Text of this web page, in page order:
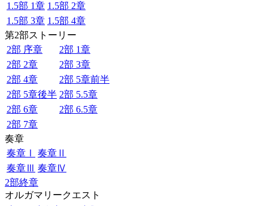
1.5部 1章 1.5部 2章
1.5部 3章 1.5部 4章
第2部ストーリー
2部 序章
2部 1章
2部 2章
2部 3章
2部 4章
2部 5章前半
2部 5章後半 2部 5.5章
2部 6章
2部 6.5章
2部 7章
奏章
奏章Ⅰ
奏章Ⅱ
奏章Ⅲ 奏章Ⅳ
2部終章
オルガマリークエスト